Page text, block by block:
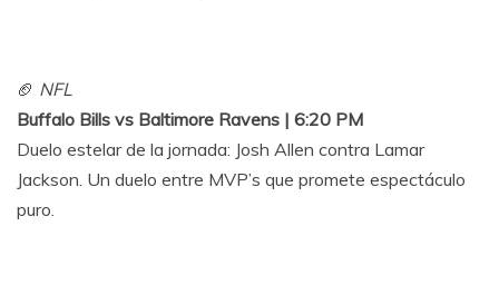
🏈 NFL
Buffalo Bills vs Baltimore Ravens | 6:20 PM
Duelo estelar de la jornada: Josh Allen contra Lamar
Jackson. Un duelo entre MVP’s que promete espectáculo
puro.